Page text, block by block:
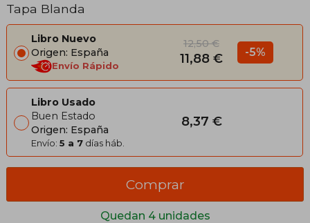
Tapa Blanda
Libro Nuevo
Origen: España
Envío Rápido
12,50 €
11,88 € -5%
Libro Usado
Buen Estado
Origen: España
Envío: 5 a 7 días háb.
8,37 €
Quedan 4 unidades
Comprar